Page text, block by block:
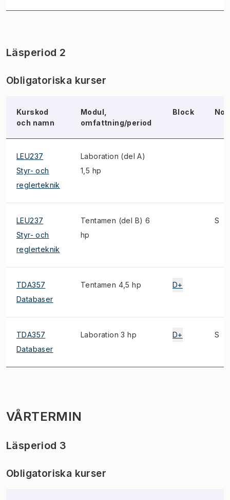
Läsperiod 2
Obligatoriska kurser
Kurskod
och namn
Modul,
omfattning/period
Block Not
LEU237
Styr- och
reglerteknik
Laboration (del A)
1,5 hp
LEU237
Styr- och
reglerteknik
Tentamen (del B) 6
hp
S
TDA357
Databaser
Tentamen 4,5 hp D+
TDA357
Databaser
Laboration 3 hp D+ S
VÅRTERMIN
Läsperiod 3
Obligatoriska kurser